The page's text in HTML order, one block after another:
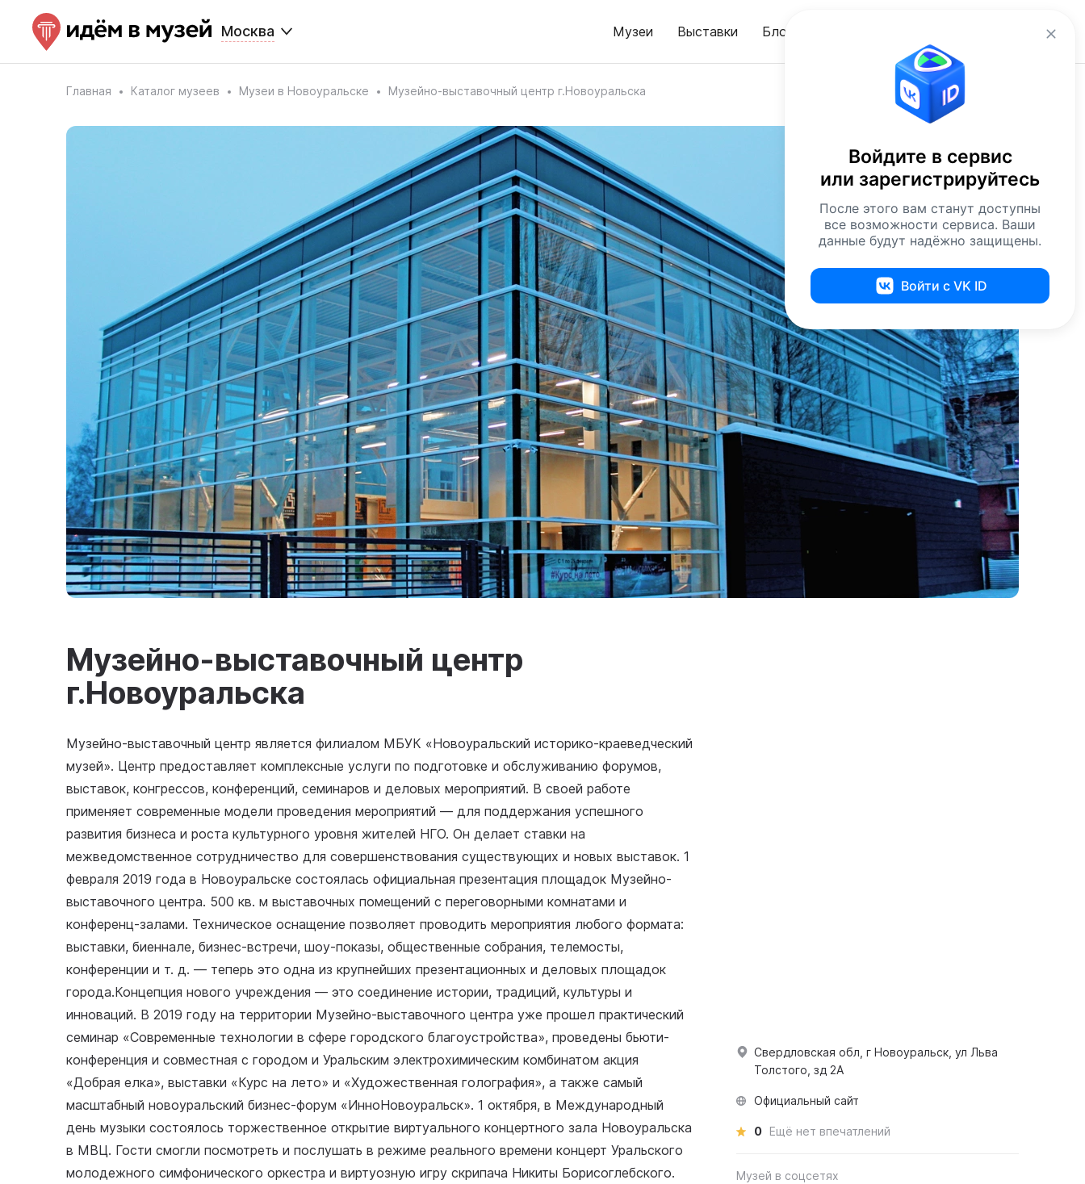
Москва Музеи Выставки Блог Вход
Главная Каталог музеев Музеи в Новоуральске Музейно-выставочный центр г.Новоуральска
Музейно-выставочный центр
г.Новоуральска
Музейно-выставочный центр является филиалом МБУК «Новоуральский историко-краеведческий
музей». Центр предоставляет комплексные услуги по подготовке и обслуживанию форумов,
выставок, конгрессов, конференций, семинаров и деловых мероприятий. В своей работе
применяет современные модели проведения мероприятий — для поддержания успешного
развития бизнеса и роста культурного уровня жителей НГО. Он делает ставки на
межведомственное сотрудничество для совершенствования существующих и новых выставок. 1
февраля 2019 года в Новоуральске состоялась официальная презентация площадок Музейно-
выставочного центра. 500 кв. м выставочных помещений с переговорными комнатами и
конференц-залами. Техническое оснащение позволяет проводить мероприятия любого формата:
выставки, биеннале, бизнес-встречи, шоу-показы, общественные собрания, телемосты,
конференции и т. д. — теперь это одна из крупнейших презентационных и деловых площадок
города.Концепция нового учреждения — это соединение истории, традиций, культуры и
инноваций. В 2019 году на территории Музейно-выставочного центра уже прошел практический
семинар «Современные технологии в сфере городского благоустройства», проведены бьюти-
конференция и совместная с городом и Уральским электрохимическим комбинатом акция
«Добрая елка», выставки «Курс на лето» и «Художественная голография», а также самый
масштабный новоуральский бизнес-форум «ИнноНовоуральск». 1 октября, в Международный
день музыки состоялось торжественное открытие виртуального концертного зала Новоуральска
в МВЦ. Гости смогли посмотреть и послушать в режиме реального времени концерт Уральского
молодежного симфонического оркестра и виртуозную игру скрипача Никиты Борисоглебского.
Свердловская обл, г Новоуральск, ул Льва
Толстого, зд 2А
Официальный сайт
0 Ещё нет впечатлений
Музей в соцсетях
Войдите в сервис
или зарегистрируйтесь
После этого вам станут доступны
все возможности сервиса. Ваши
данные будут надёжно защищены.
Войти с VK ID